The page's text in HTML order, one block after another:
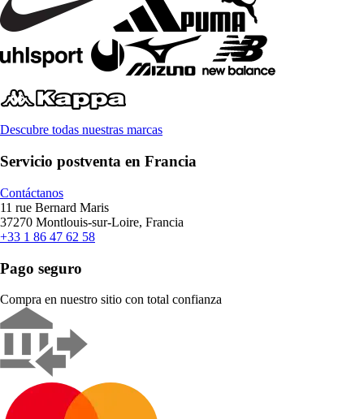
Descubre todas nuestras marcas
Servicio postventa en Francia
Contáctanos
11 rue Bernard Maris
37270 Montlouis-sur-Loire, Francia
+33 1 86 47 62 58
Pago seguro
Compra en nuestro sitio con total confianza